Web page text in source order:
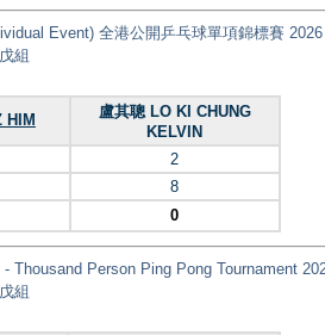
Event) 全港公開乒乓球單項錦標賽 2026
組
HIM
盧其聰 LO KI CHUNG
KELVIN
2
8
0
Thousand Person Ping Pong Tournament
組